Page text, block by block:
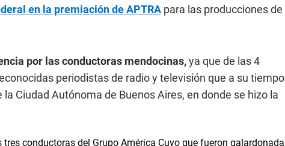
en la premiación de APTRA para las producciones de
por las conductoras mendocinas,ya que de las 4
periodistas de radio y televisión que a su tiempo
Ciudad Autónoma de Buenos Aires, en donde se hizo la